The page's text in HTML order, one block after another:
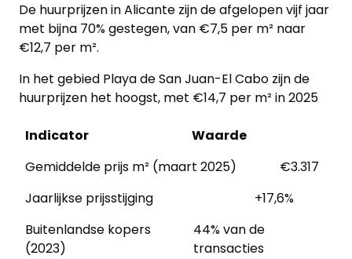
De huurprijzen in Alicante zijn de afgelopen vijf jaar
met bijna 70% gestegen, van €7,5 per m² naar
€12,7 per m².
In het gebied Playa de San Juan-El Cabo zijn de
huurprijzen het hoogst, met €14,7 per m² in 2025
Indicator
Waarde
Gemiddelde prijs m² (maart 2025)
€3.317
Jaarlijkse prijsstijging
+17,6%
Buitenlandse kopers
(2023)
44% van de
transacties